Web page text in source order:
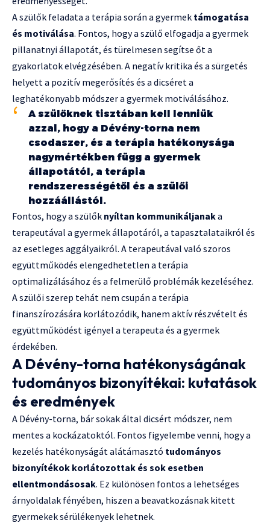
A szülők feladata a terápia során a gyermek támogatása
és motiválása. Fontos, hogy a szülő elfogadja a gyermek
pillanatnyi állapotát, és türelmesen segítse őt a
gyakorlatok elvégzésében. A negatív kritika és a sürgetés
helyett a pozitív megerősítés és a dicséret a
leghatékonyabb módszer a gyermek motiválásához.
A szülőknek tisztában kell lenniük
azzal, hogy a Dévény-torna nem
csodaszer, és a terápia hatékonysága
nagymértékben függ a gyermek
állapotától, a terápia
rendszerességétől és a szülői
hozzáállástól.
Fontos, hogy a szülők nyíltan kommunikáljanaka
terapeutával a gyermek állapotáról, a tapasztalataikról és
az esetleges aggályaikról. A terapeutával való szoros
együttműködés elengedhetetlen a terápia
optimalizálásához és a felmerülő problémák kezeléséhez.
A szülői szerep tehát nem csupán a terápia
finanszírozására korlátozódik, hanem aktív részvételt és
együttműködést igényel a terapeuta és a gyermek
érdekében.
A Dévény-torna hatékonyságának
tudományos bizonyítékai: kutatások
és eredmények
A Dévény-torna, bár sokak által dicsért módszer, nem
mentes a kockázatoktól. Fontos figyelembe venni, hogy a
kezelés hatékonyságát alátámasztó tudományos
bizonyítékok korlátozottak és sok esetben
ellentmondásosak. Ez különösen fontos a lehetséges
árnyoldalak fényében, hiszen a beavatkozásnak kitett
gyermekek sérülékenyek lehetnek.